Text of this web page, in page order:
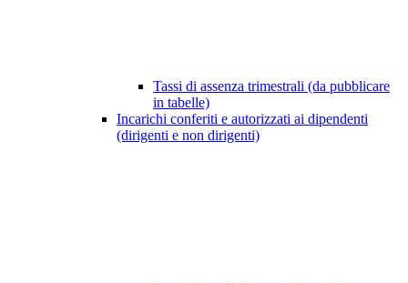
Tassi di assenza trimestrali (da pubblicare
in tabelle)
Incarichi conferiti e autorizzati ai dipendenti
(dirigenti e non dirigenti)